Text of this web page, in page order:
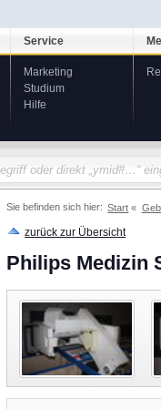
Service
Marketing
Studium
Hilfe
Sie befinden sich hier: Start
zurück zur Übersicht
Philips Medizin